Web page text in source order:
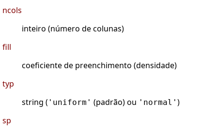
ncols
inteiro (número de colunas)
fill
coeficiente de preenchimento (densidade)
typ
string ( 'uniform' (padrão) ou 'normal' )
sp